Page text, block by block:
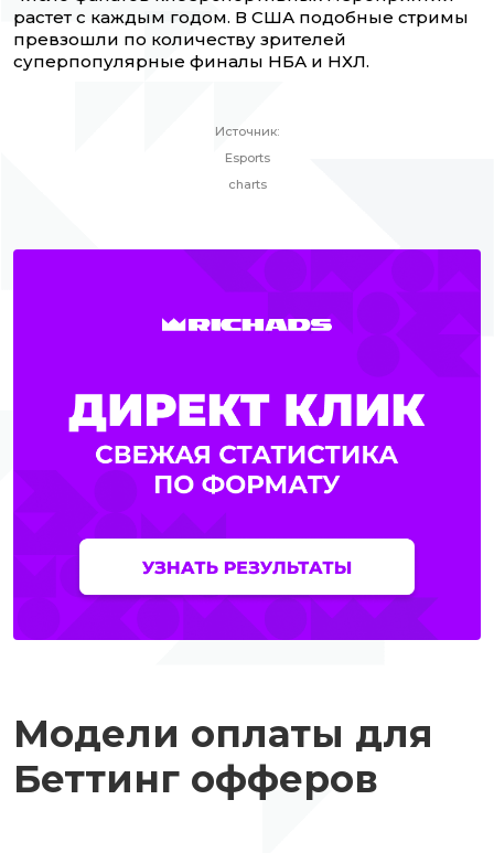
растет с каждым годом. В США подобные стримы
превзошли по количеству зрителей
суперпопулярные финалы НБА и НХЛ.
Источник:
Esports
charts
Модели оплаты для
Беттинг офферов